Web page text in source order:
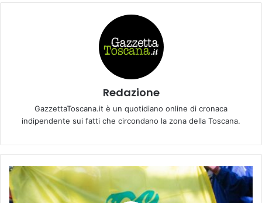
Redazione
GazzettaToscana.it è un quotidiano online di cronaca
indipendente sui fatti che circondano la zona della Toscana.
L
e
g